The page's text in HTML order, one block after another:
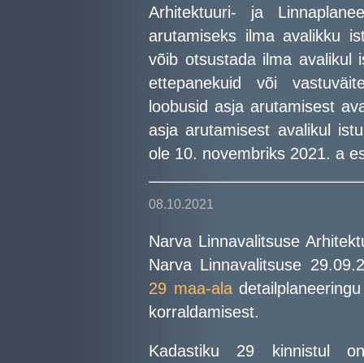
Arhitektuuri- ja
arutamiseks ilma avalikku
võib otsustada ilma avalikul
ettepanekuid või
loobusid asja arutamisest
asja arutamisest avalikul
ole 10. novembriks 2021. a
08.10.2021
Narva Linnavalitsuse
Narva Linnavalitsuse
29 maa-ala
korraldamisest.
Kadastiku 29 kinnistul